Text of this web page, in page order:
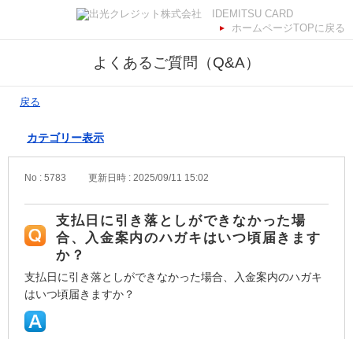
ホームページTOPに戻る
よくあるご質問（Q&A）
戻る
カテゴリー表示
No : 5783 更新日時 : 2025/09/11 15:02
支払日に引き落としができなかった場
合、入金案内のハガキはいつ頃届きます
か？
支払日に引き落としができなかった場合、入金案内のハガキ
はいつ頃届きますか？